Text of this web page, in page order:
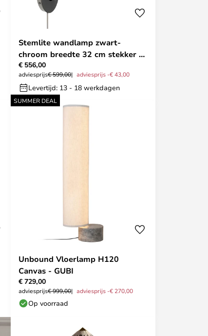
Stemlite wandlamp zwart-
chroom breedte 32 cm stekker -
Gubi
€ 556,00
adviesprijs€ 599,00 adviesprijs -€ 43,00
Levertijd: 13 - 18 werkdagen
SUMMER DEAL
Unbound Vloerlamp H120
Canvas - GUBI
€ 729,00
adviesprijs€ 999,00 adviesprijs -€ 270,00
Op voorraad